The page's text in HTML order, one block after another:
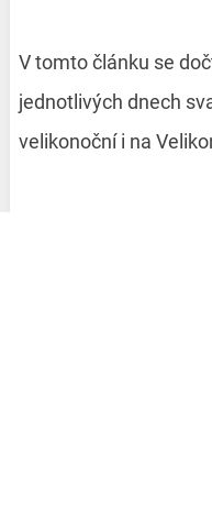
V tomto článku se
jednotlivých dnech
velikonoční i na